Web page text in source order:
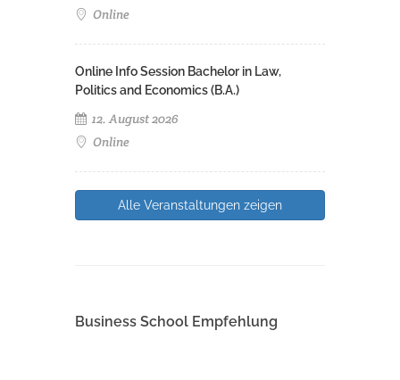
Online
Online Info Session Bachelor in Law,
Politics and Economics (B.A.)
12. August 2026
Online
Alle Veranstaltungen zeigen
Business School Empfehlung